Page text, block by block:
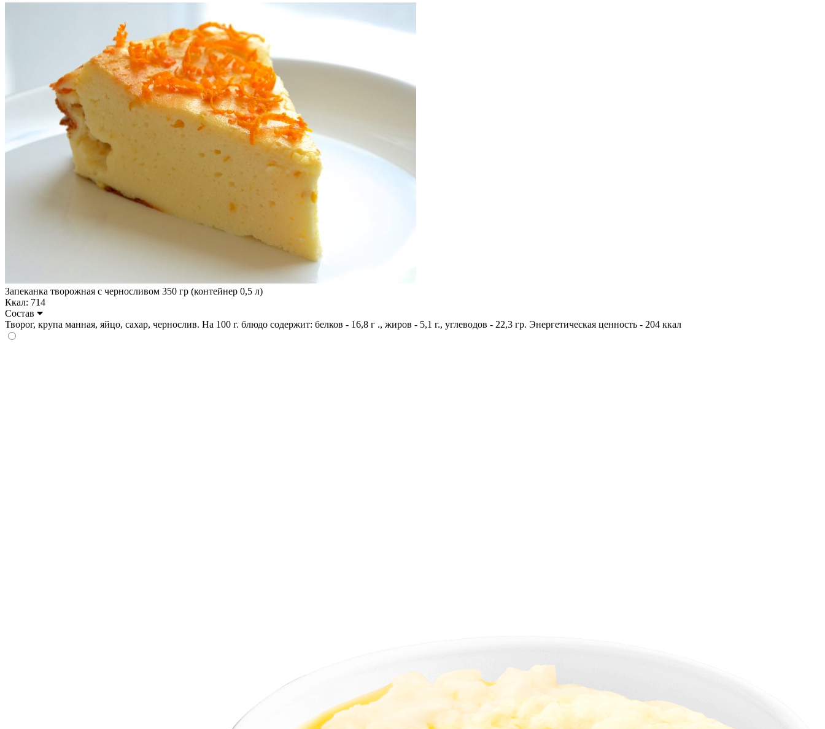
Запеканка творожная с черносливом 350 гр (контейнер 0,5 л)
Ккал: 714
Состав
Творог, крупа манная, яйцо, сахар, чернослив. На 100 г. блюдо содержит: белков - 16,8 г ., жиров - 5,1 г., углеводов - 22,3 гр. Энергетическая ценность - 204 ккал